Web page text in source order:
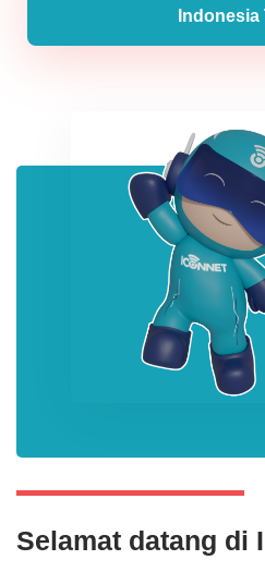
Indonesia
Selamat datang di